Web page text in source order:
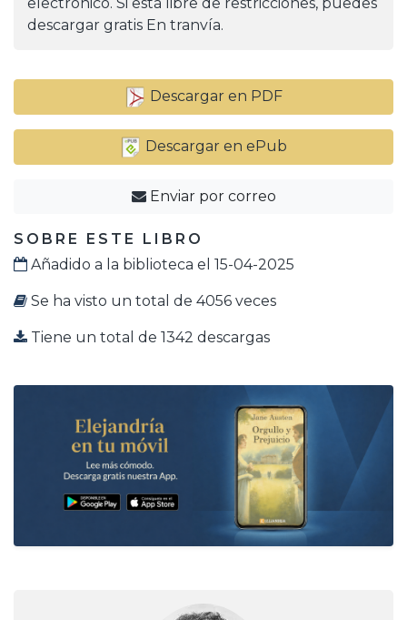
descargar gratis En tranvía.
Descargar en PDF
Descargar en ePub
Enviar por correo
SOBRE ESTE LIBRO
Añadido a la biblioteca el 15-04-2025
Se ha visto un total de 4056 veces
Tiene un total de 1342 descargas